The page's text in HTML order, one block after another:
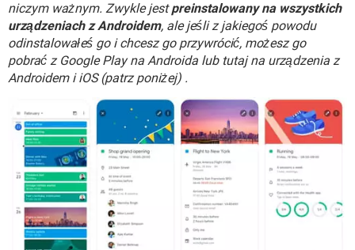
niczym ważnym. Zwykle jestpreinstalowany na wszystkich
urządzeniach z Androidem, ale jeśli z jakiegoś powodu
odinstalowałeś go i chcesz go przywrócić, możesz go
pobrać z Google Play na Androida lub tutaj na urządzenia z
Androidem i iOS (patrz poniżej) .